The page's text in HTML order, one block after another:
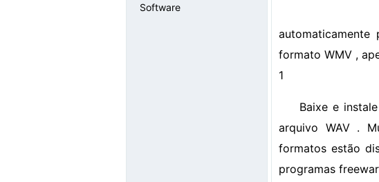
Software
formato WMV ,
1
Baixe e
arquivo WAV .
formatos estão
programas